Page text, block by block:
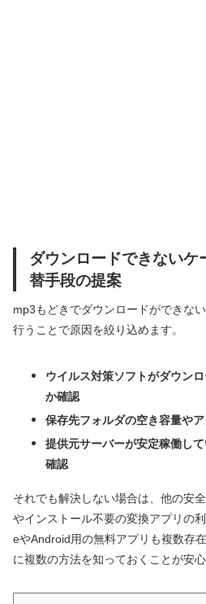
ダウンロードできないケ
替手段の提案
mp3もどきでダウンロードができな
行うことで原因を絞り込めます。
ウイルス対策ソフトがダウン
か確認
保存先フォルダの空き容量や
提供元サーバーが安定稼働し
確認
それでも解決しない場合は、他の安
やインストール不要の変換アプリの
eやAndroid用の無料アプリも複数存
に複数の方法を知っておくことが安心